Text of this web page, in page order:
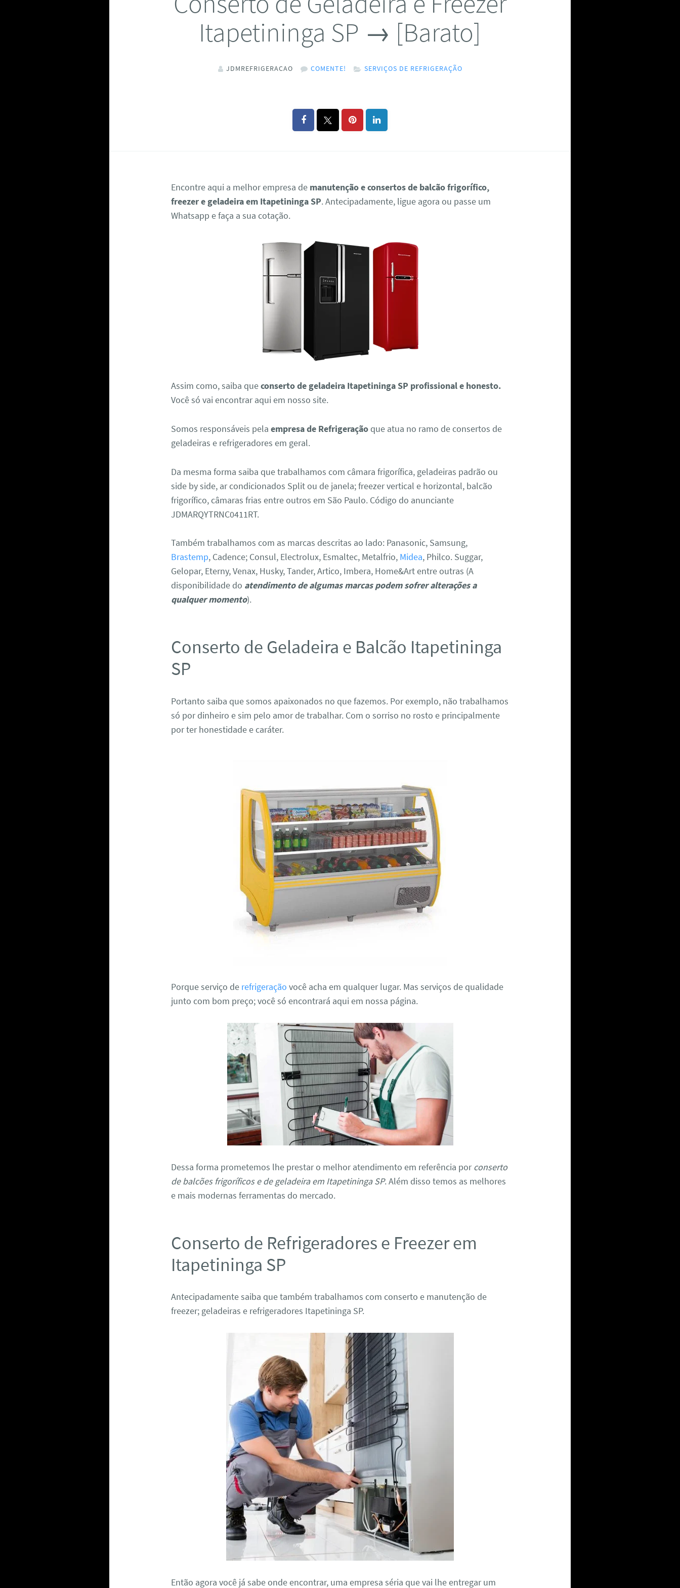
Itapetininga SP → [Barato]
JDMREFRIGERACAO COMENTE! SERVIÇOS DE REFRIGERAÇÃO
Encontre aqui a melhor empresa de manutenção e consertos de balcão frigorífico,
freezer e geladeira em Itapetininga SP. Antecipadamente, ligue agora ou passe um
Whatsapp e faça a sua cotação.
Assim como, saiba queconserto de geladeira Itapetininga SP profissional e honesto.
Você só vai encontrar aqui em nosso site.
Somos responsáveis pelaempresa de Refrigeração que atua no ramo de consertos de
geladeiras e refrigeradores em geral.
Da mesma forma saiba que trabalhamos com câmara frigorífica, geladeiras padrão ou
side by side, ar condicionados Split ou de janela; freezer vertical e horizontal, balcão
frigorífico, câmaras frias entre outros em São Paulo. Código do anunciante
JDMARQYTRNC0411RT.
Também trabalhamos com as marcas descritas ao lado: Panasonic, Samsung,
Brastemp, Cadence; Consul, Electrolux, Esmaltec, Metalfrio, Midea, Philco. Suggar,
Gelopar, Eterny, Venax, Husky, Tander, Artico, Imbera, Home&Art entre outras (A
disponibilidade do atendimento de algumas marcas podem sofrer alterações a
qualquer momento).
Conserto de Geladeira e Balcão Itapetininga
SP
Portanto saiba que somos apaixonados no que fazemos. Por exemplo, não trabalhamos
só por dinheiro e sim pelo amor de trabalhar. Com o sorriso no rosto e principalmente
por ter honestidade e caráter.
Porque serviço de refrigeração você acha em qualquer lugar. Mas serviços de qualidade
junto com bom preço; você só encontrará aqui em nossa página.
Dessa forma prometemos lhe prestar o melhor atendimento em referência porconserto
de balcões frigoríficos e de geladeira em Itapetininga SP. Além disso temos as melhores
e mais modernas ferramentas do mercado.
Conserto de Refrigeradores e Freezer em
Itapetininga SP
Antecipadamente saiba que também trabalhamos com conserto e manutenção de
freezer; geladeiras e refrigeradores Itapetininga SP.
Então agora você já sabe onde encontrar, uma empresa séria que vai lhe entregar um